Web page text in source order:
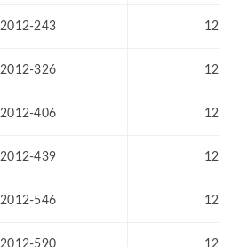
243 12
326 12
406 12
439 12
546 12
590 12